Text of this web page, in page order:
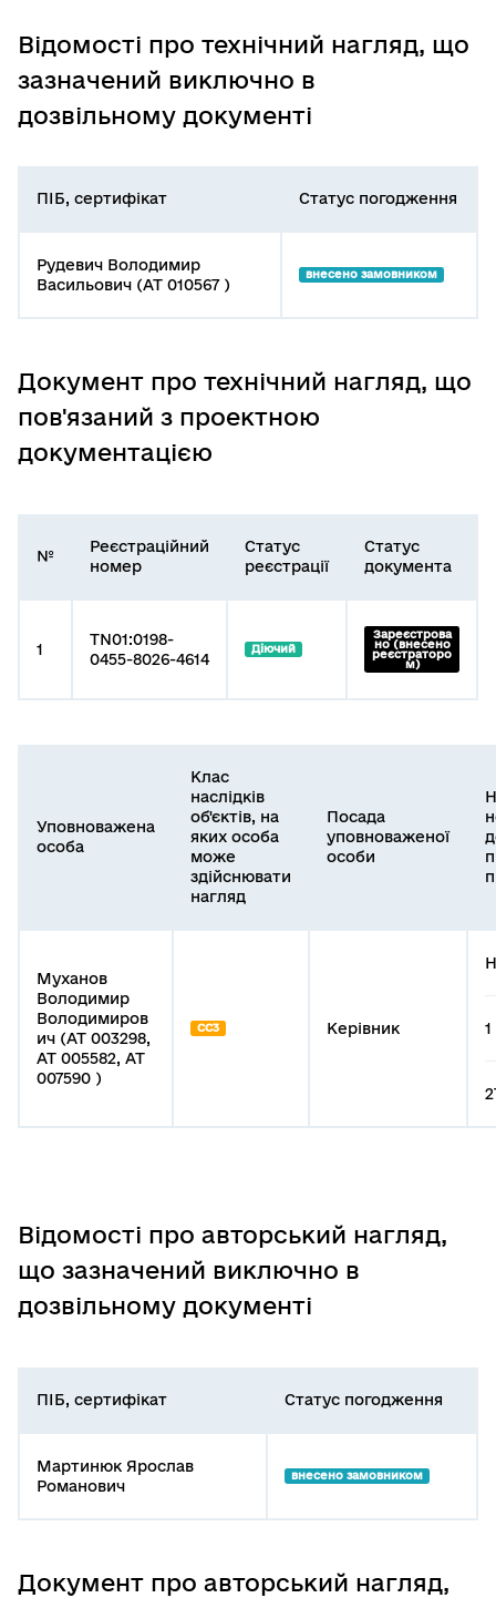
Відомості про технічний нагляд, що
зазначений виключно в
дозвільному документі
ПІБ, сертифікат Статус погодження
Рудевич Володимир
Васильович (АТ 010567 )
внесено замовником
Документ про технічний нагляд, що
пов'язаний з проектною
документацією
№
Реєстраційний
номер
Статус
реєстрації
Статус
документа
1
TN01:0198-
0455-8026-4614
Діючий
Зареєстрова
но (внесено
реєстраторо
м)
Уповноважена
особа
Клас
наслідків
об'єктів, на
яких особа
може
здійснювати
нагляд
Посада
уповноваженої
особи
Муханов
Володимир
Володимиров
ич (АТ 003298,
АТ 005582, АТ
007590 )
СС3 Керівник 1
Відомості про авторський нагляд,
що зазначений виключно в
дозвільному документі
ПІБ, сертифікат Статус погодження
Мартинюк Ярослав
Романович
внесено замовником
Документ про авторський нагляд,